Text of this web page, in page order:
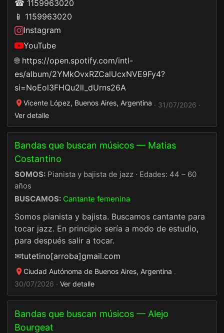
☎ 1159963020
📱 1159963020
Instagram
YouTube
🌐 https://open.spotify.com/intl-
es/album/2YMkOvxRZCalUcxNVE9Fy4?
si=NoEol3FHQu2ll_dUrns26A
Vicente López, Buenos Aires, Argentina · 31/07/2026 ·
Ver detalle
Bandas que buscan músicos — Matias
Costantino
SOMOS: Pianista y bajista de jazz · Edades: 44 – 60
años
BUSCAMOS: Cantante femenina
Somos pianista y bajista. Buscamos cantante para
tocar jazz. En principio sería a modo de estudio,
para después salir a tocar.
✉tutetino[arroba]gmail.com
Ciudad Autónoma de Buenos Aires, Argentina ·
30/07/2026 · Ver detalle
Bandas que buscan músicos — Alejo
Bourgeat